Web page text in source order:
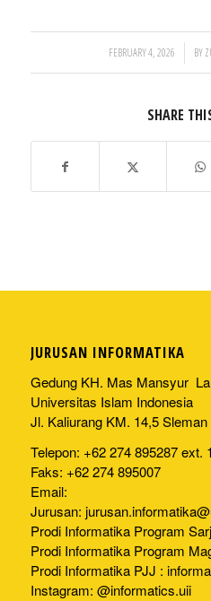
FEBRUARY 4, 2026
/ BY
SHARE
JURUSAN INFORMATIKA
Gedung KH. Mas Mansyur
Universitas Islam Indonesia
Jl. Kaliurang KM. 14,5
Telepon: +62 274 895287 ext.
Faks: +62 274 895007
Email:
Jurusan:
Prodi Informatika Program
Prodi Informatika Program
Prodi Informatika PJJ :
Instagram: @informatics.uii